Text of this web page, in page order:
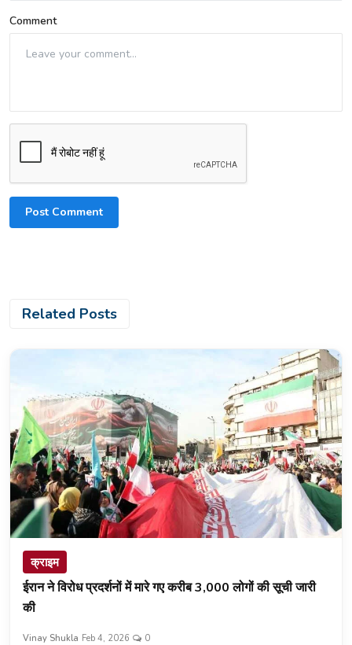
Comment
Post Comment
Related Posts
क्राइम
ईरान ने विरोध प्रदर्शनों में मारे गए करीब 3,000 लोगों की सूची जारी
की
Vinay Shukla Feb 4, 2026 0